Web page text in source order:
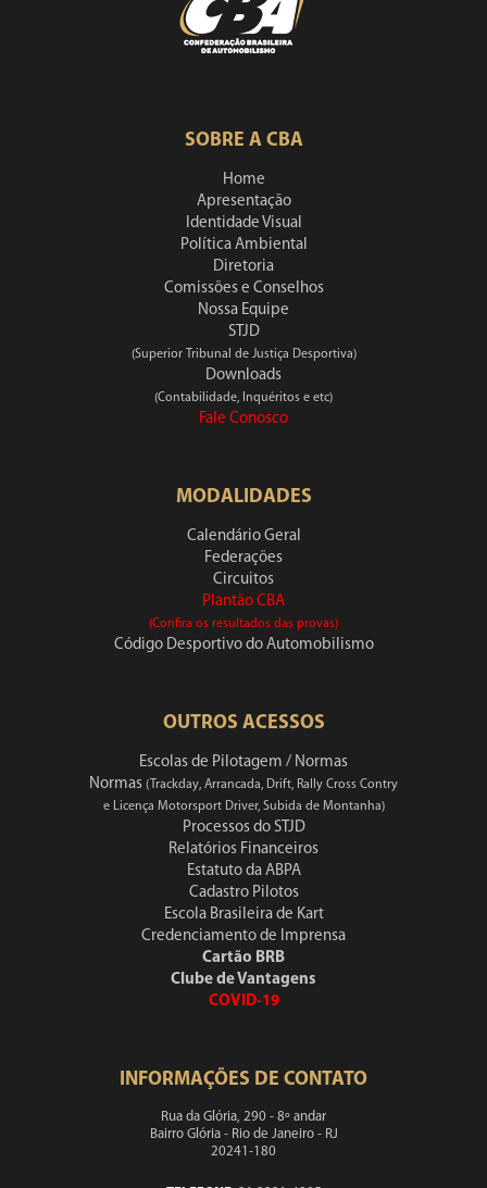
SOBRE A CBA
Home
Apresentação
Identidade Visual
Política Ambiental
Diretoria
Comissões e Conselhos
Nossa Equipe
STJD
(Superior Tribunal de Justiça Desportiva)
Downloads
(Contabilidade, Inquéritos e etc)
Fale Conosco
MODALIDADES
Calendário Geral
Federações
Circuitos
Plantão CBA
(Confira os resultados das provas)
Código Desportivo do Automobilismo
OUTROS ACESSOS
Escolas de Pilotagem / Normas
Normas (Trackday, Arrancada, Drift, Rally Cross Contry
e Licença Motorsport Driver, Subida de Montanha)
Processos do STJD
Relatórios Financeiros
Estatuto da ABPA
Cadastro Pilotos
Escola Brasileira de Kart
Credenciamento de Imprensa
Cartão BRB
Clube de Vantagens
COVID-19
INFORMAÇÕES DE CONTATO
Rua da Glória, 290 - 8º andar
Bairro Glória - Rio de Janeiro - RJ
20241-180